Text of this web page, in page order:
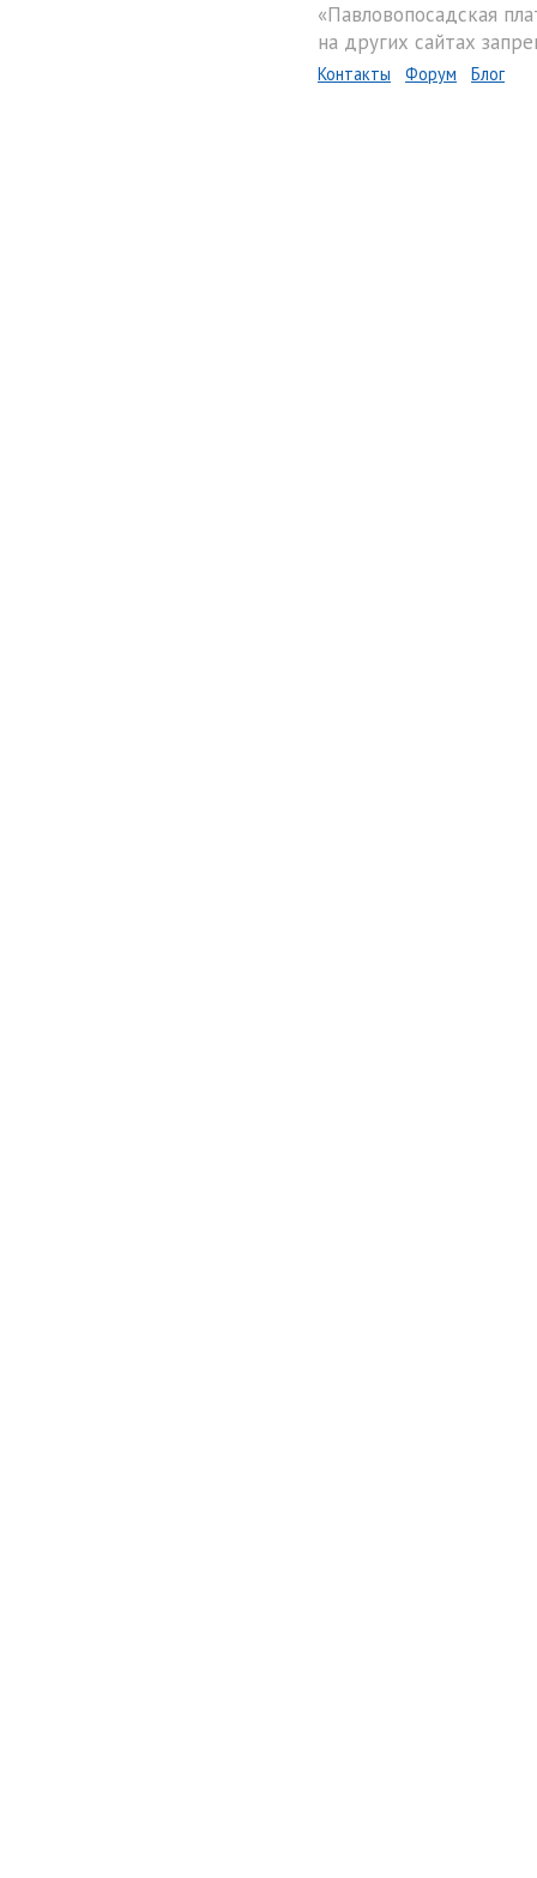
«Павловопосадская
на других сайтах
Контакты Форум Блог